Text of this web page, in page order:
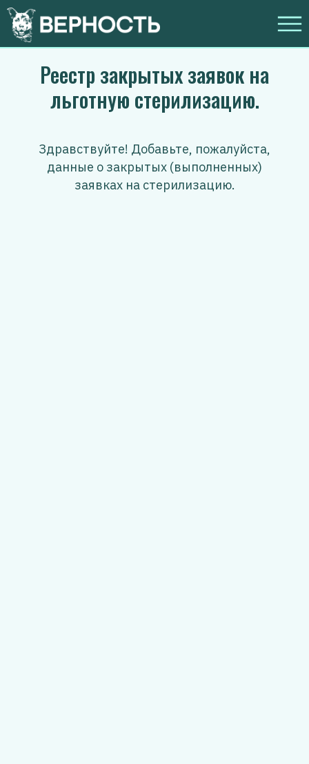
Реестр закрытых заявок на
льготную стерилизацию.
Здравствуйте! Добавьте, пожалуйста,
данные о закрытых (выполненных)
заявках на стерилизацию.